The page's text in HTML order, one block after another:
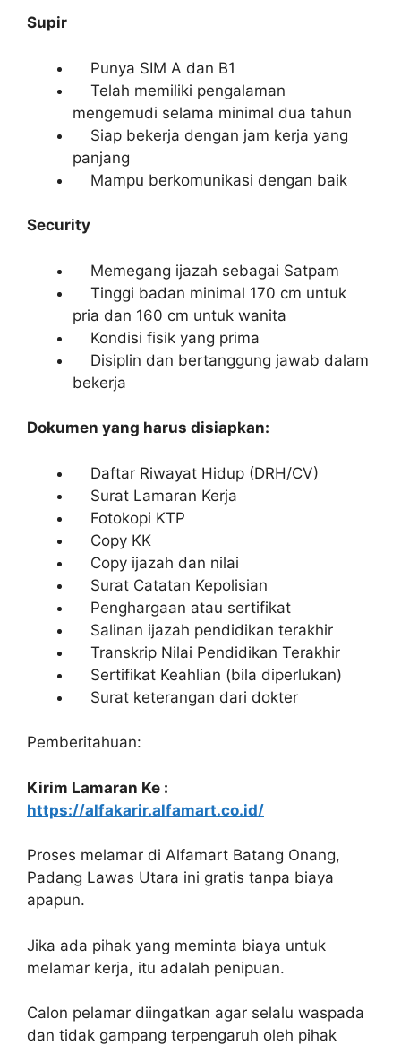
Supir
Punya SIM A dan B1
Telah memiliki pengalaman
mengemudi selama minimal dua tahun
Siap bekerja dengan jam kerja yang
panjang
Mampu berkomunikasi dengan baik
Security
Memegang ijazah sebagai Satpam
Tinggi badan minimal 170 cm untuk
pria dan 160 cm untuk wanita
Kondisi fisik yang prima
Disiplin dan bertanggung jawab dalam
bekerja
Dokumen yang harus disiapkan:
Daftar Riwayat Hidup (DRH/CV)
Surat Lamaran Kerja
Fotokopi KTP
Copy KK
Copy ijazah dan nilai
Surat Catatan Kepolisian
Penghargaan atau sertifikat
Salinan ijazah pendidikan terakhir
Transkrip Nilai Pendidikan Terakhir
Sertifikat Keahlian (bila diperlukan)
Surat keterangan dari dokter
Pemberitahuan:
Kirim Lamaran Ke :
https://alfakarir.alfamart.co.id/
Proses melamar di Alfamart Batang Onang,
Padang Lawas Utara ini gratis tanpa biaya
apapun.
Jika ada pihak yang meminta biaya untuk
melamar kerja, itu adalah penipuan.
Calon pelamar diingatkan agar selalu waspada
dan tidak gampang terpengaruh oleh pihak